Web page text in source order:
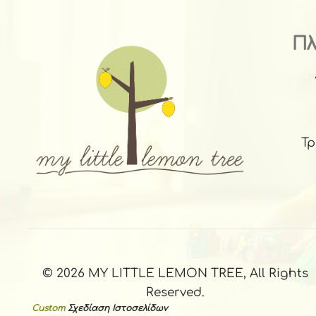
© 2026 MY LITTLE LEMON TREE, All Rights
Reserved.
Custom Σχεδίαση Ιστοσελίδων